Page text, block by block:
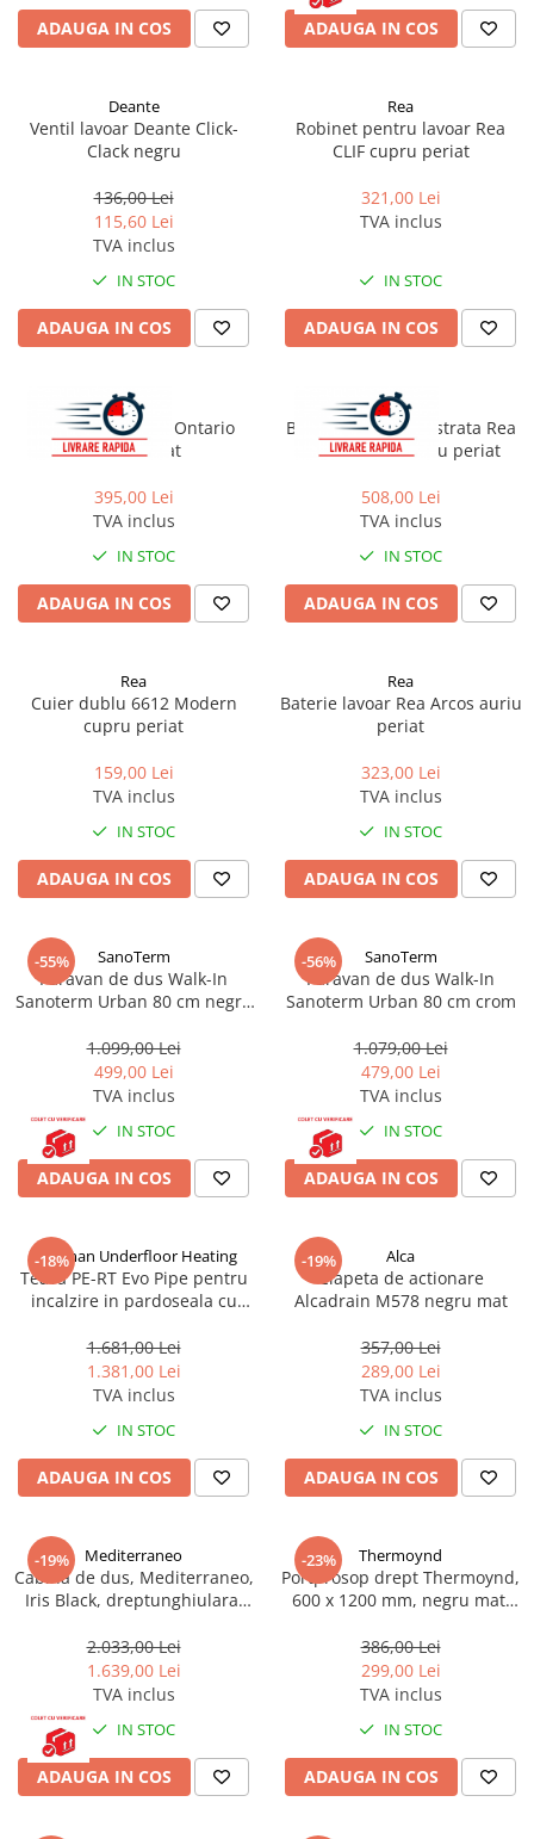
ADAUGA IN COS ADAUGA IN COS
Deante
Ventil lavoar Deante Click-
Clack negru
136,00 Lei
115,60 Lei
TVA inclus
IN STOC
ADAUGA IN COS
Rea
Robinet pentru lavoar Rea
CLIF cupru periat
321,00 Lei
TVA inclus
IN STOC
ADAUGA IN COS
Rea
Baterie cadă REA Ontario
auriu periat
395,00 Lei
TVA inclus
IN STOC
ADAUGA IN COS
Rea
Baterie lavoar incastrata Rea
Argon + BOX auriu periat
508,00 Lei
TVA inclus
IN STOC
ADAUGA IN COS
Rea
Cuier dublu 6612 Modern
cupru periat
159,00 Lei
TVA inclus
IN STOC
ADAUGA IN COS
Rea
Baterie lavoar Rea Arcos auriu
periat
323,00 Lei
TVA inclus
IN STOC
ADAUGA IN COS
-55% SanoTerm
Paravan de dus Walk-In
Sanoterm Urban 80 cm negru
1.099,00 Lei
499,00 Lei
TVA inclus
IN STOC
ADAUGA IN COS
-56% SanoTerm
Paravan de dus Walk-In
Sanoterm Urban 80 cm crom
1.079,00 Lei
479,00 Lei
TVA inclus
IN STOC
ADAUGA IN COS
-18%
Hoffman Underfloor Heating
Teava PE-RT Evo Pipe pentru
incalzire in pardoseala cu
Oxigen, produsa in Romania,
16x2 mm, colac 500 ml,
Hoffman Underfloor Heating
1.681,00 Lei
1.381,00 Lei
TVA inclus
IN STOC
ADAUGA IN COS
-19% Alca
Clapeta de actionare
Alcadrain M578 negru mat
357,00 Lei
289,00 Lei
TVA inclus
IN STOC
ADAUGA IN COS
-19% Mediterraneo
Cabina de dus, Mediterraneo,
Iris Black, dreptunghiulara,
negru
2.033,00 Lei
1.639,00 Lei
TVA inclus
IN STOC
ADAUGA IN COS
-23% Thermoynd
Portprosop drept Thermoynd,
600 x 1200 mm, negru mat,
incluse
386,00 Lei
299,00 Lei
TVA inclus
IN STOC
ADAUGA IN COS